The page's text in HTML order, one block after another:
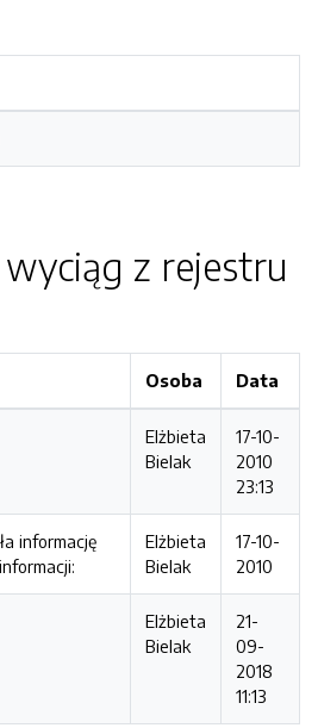
z rejestru
Osoba Data
Elżbieta
Bielak
17-10-
2010
23:13
informację
Elżbieta
Bielak
17-10-
2010
Elżbieta
Bielak
21-
09-
2018
11:13